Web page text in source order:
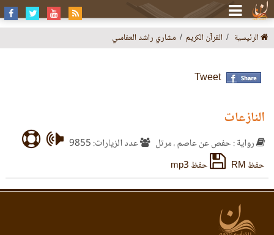
الرئيسية القرآن الكريم مشاري راشد العفاسي
Tweet
النازعات
رواية : حفص عن عاصم ، مرتل
عدد الزيارات: 9855
حفظ RM
حفظ mp3